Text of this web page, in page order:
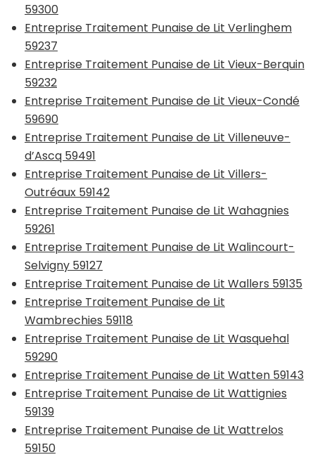
59300
Entreprise Traitement Punaise de Lit Verlinghem
59237
Entreprise Traitement Punaise de Lit Vieux-Berquin
59232
Entreprise Traitement Punaise de Lit Vieux-Condé
59690
Entreprise Traitement Punaise de Lit Villeneuve-
d’Ascq 59491
Entreprise Traitement Punaise de Lit Villers-
Outréaux 59142
Entreprise Traitement Punaise de Lit Wahagnies
59261
Entreprise Traitement Punaise de Lit Walincourt-
Selvigny 59127
Entreprise Traitement Punaise de Lit Wallers 59135
Entreprise Traitement Punaise de Lit
Wambrechies 59118
Entreprise Traitement Punaise de Lit Wasquehal
59290
Entreprise Traitement Punaise de Lit Watten 59143
Entreprise Traitement Punaise de Lit Wattignies
59139
Entreprise Traitement Punaise de Lit Wattrelos
59150